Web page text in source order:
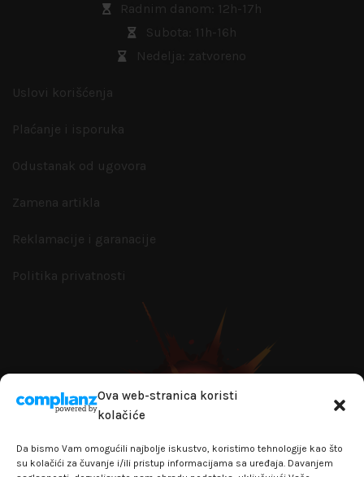
Ova web-stranica koristi
kolačiće
Da bismo Vam omogućili najbolje iskustvo, koristimo tehnologije kao što
su kolačići za čuvanje i/ili pristup informacijama sa uređaja. Davanjem
Radnim danom: 12h-17h
Subota: 11h-16h
Nedelja: zatvoreno
Uslovi korišćenja
Plaćanje i isporuka
Odustanak od ugovora
Zamena artikla
Reklamacije i garanacije
Politika privatnosti